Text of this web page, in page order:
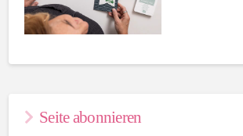
Seite abonnieren